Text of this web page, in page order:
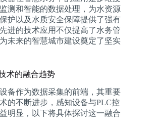
测和智能的数据处理，为水资源
护以及水质安全保障提供了强有
进的技术应用不仅提高了水务管
未来的智慧城市建设奠定了坚实
术的融合趋势
备作为数据采集的前端，其重要
的不断进步，感知设备与PLC控
明显，以下将具体探讨这一融合